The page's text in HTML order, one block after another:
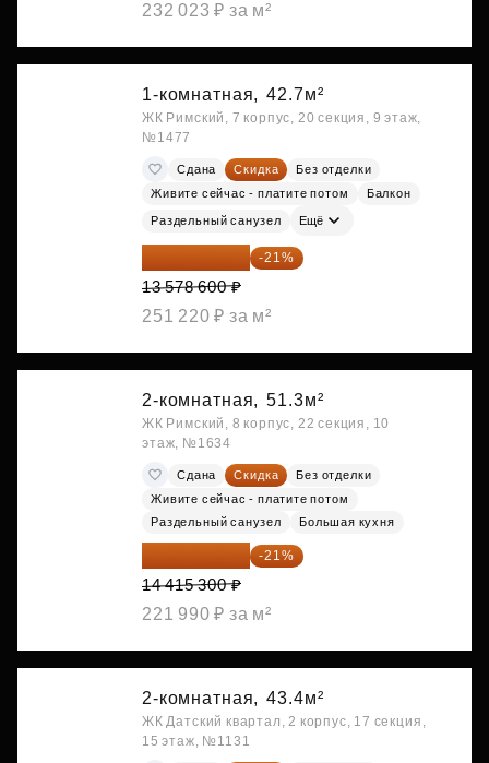
232 023 ₽ за м²
1-комнатная, 42.7м²
ЖК Римский, 7 корпус, 20 секция, 9 этаж,
№1477
Сдана Скидка
Без отделки
Живите сейчас - платите потом
Балкон
Раздельный санузел Ещё
10 727 094 ₽ -21%
13 578 600 ₽
251 220 ₽ за м²
2-комнатная, 51.3м²
ЖК Римский, 8 корпус, 22 секция, 10
этаж, №1634
Сдана Скидка
Без отделки
Живите сейчас - платите потом
Раздельный санузел
Большая кухня
11 388 087 ₽ -21%
14 415 300 ₽
221 990 ₽ за м²
2-комнатная, 43.4м²
ЖК Датский квартал, 2 корпус, 17 секция,
15 этаж, №1131